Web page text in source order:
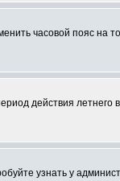
часовой пояс на
действия летнего
узнать у